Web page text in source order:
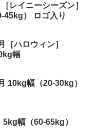
レイニーシーズン］
45kg） ロゴ入り
［ハロウィン］
幅
10kg幅（20-30kg）
5kg幅（60-65kg）